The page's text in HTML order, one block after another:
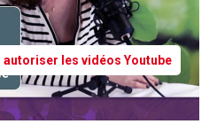
les vidéos Youtube